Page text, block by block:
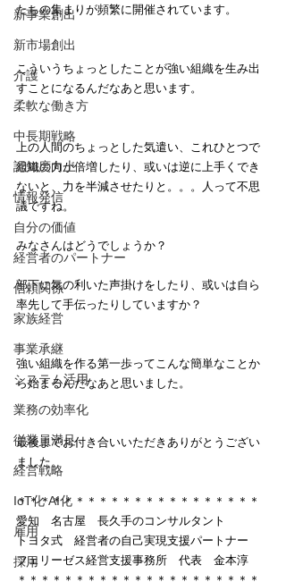
新事業創出
新市場創出
介護
柔軟な働き方
中長期戦略
認知度向上
情報発信
自分の価値
経営者のパートナー
信頼関係
家族経営
事業承継
システム活用
業務の効率化
従業員満足
経営戦略
IoT化 AI化
雇用
採用
たちの集まりが頻繁に開催されています。
こういうちょっとしたことが強い組織を生み出
すことになるんだなあと思います。
上の人間のちょっとした気遣い、これひとつで
組織の力が倍増したり、或いは逆に上手くでき
ないと、力を半減させたりと。。。人って不思
議ですね。
みなさんはどうでしょうか？
部下に気の利いた声掛けをしたり、或いは自ら
率先して手伝ったりしていますか？
強い組織を作る第一歩ってこんな簡単なことか
ら始まるんだなあと思いました。
最後までお付き合いいただきありがとうござい
ました。
＊＊＊＊＊＊＊＊＊＊＊＊＊＊＊＊＊＊＊＊＊
愛知　名古屋　長久手のコンサルタント
トヨタ式　経営者の自己実現支援パートナー
フェリーゼス経営支援事務所　代表　金本淳